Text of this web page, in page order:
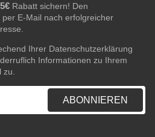
5€ Rabatt sichern! Den
E-Mail nach erfolgreicher
Ihrer Datenschutzerklärung
Informationen zu Ihrem
zu.
ABONNIEREN